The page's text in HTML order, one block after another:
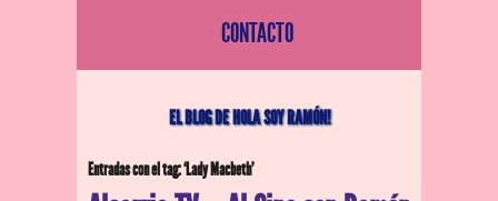
CONTACTO
EL BLOG DE HOLA SOY RAMÓN!
Entradas con el tag: ‘Lady Macbeth’